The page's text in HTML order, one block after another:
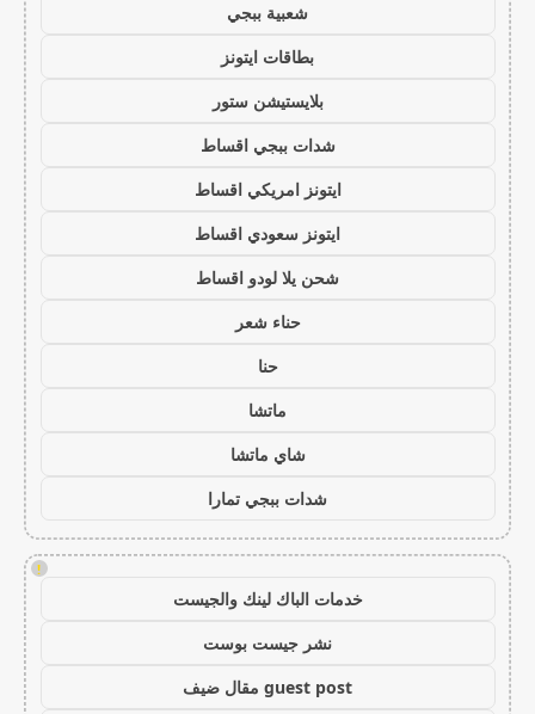
شعبية ببجي
بطاقات ايتونز
بلايستيشن ستور
شدات ببجي اقساط
ايتونز امريكي اقساط
ايتونز سعودي اقساط
شحن يلا لودو اقساط
حناء شعر
حنا
ماتشا
شاي ماتشا
شدات ببجي تمارا
!
خدمات الباك لينك والجيست
نشر جيست بوست
guest post مقال ضيف